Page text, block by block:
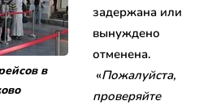
в
задержана или
вынуждено
отменена.
«Пожалуйста,
проверяйте